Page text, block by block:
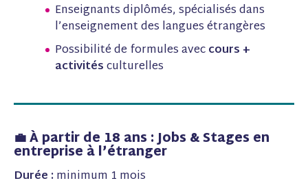
Enseignants diplômés, spécialisés dans
l’enseignement des langues étrangères
Possibilité de formules aveccours +
activitésculturelles
💼 À partir de 18 ans : Jobs & Stages en
entreprise à l’étranger
Durée : minimum 1 mois